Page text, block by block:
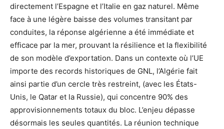
directement l’Espagne et l’Italie en gaz naturel. Même
face à une légère baisse des volumes transitant par
conduites, la réponse algérienne a été immédiate et
efficace par la mer, prouvant la résilience et la flexibilité
de son modèle d’exportation. Dans un contexte où l’UE
importe des records historiques de GNL, l’Algérie fait
ainsi partie d’un cercle très restreint, (avec les États-
Unis, le Qatar et la Russie), qui concentre 90% des
approvisionnements totaux du bloc. L’enjeu dépasse
désormais les seules quantités. La réunion technique